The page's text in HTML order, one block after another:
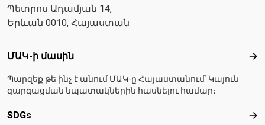
Պետրոս Ադամյան 14,
Երևան 0010, Հայաստան
Footer menu
ՄԱԿ-ի մասին
Պարզեք թե ինչ է անում ՄԱԿ-ը Հայաստանում՝ Կայուն
զարգացման նպատակներին հասնելու համար։
SDGs